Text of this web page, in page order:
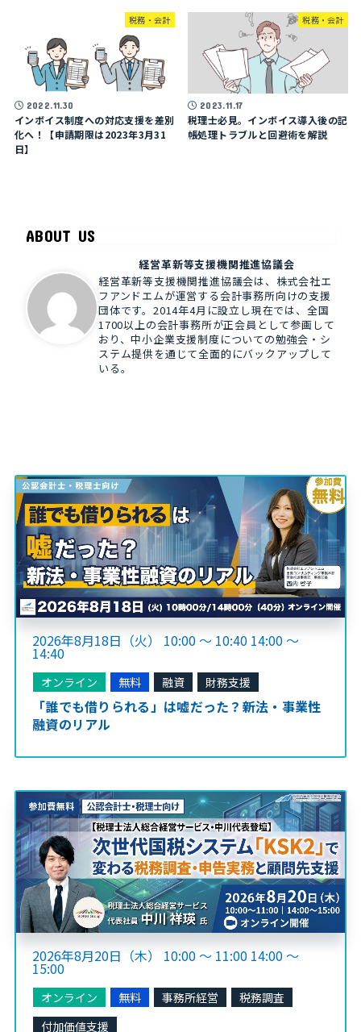
税務・会計
2022.11.30
インボイス制度への対応支援を差別
化へ！【申請期限は2023年3月31
日】
税務・会計
2023.11.17
税理士必見。インボイス導入後の記
帳処理トラブルと回避術を解説
ABOUT US
経営革新等支援機関推進協議会
経営革新等支援機関推進協議会は、株式会社エ
フアンドエムが運営する会計事務所向けの支援
団体です。2014年4月に設立し現在では、全国
1700以上の会計事務所が正会員として参画して
おり、中小企業支援制度についての勉強会・シ
ステム提供を通じて全面的にバックアップして
いる。
2026年8月18日（火） 10:00 ～ 10:40 14:00 ～
14:40
オンライン 無料 融資 財務支援
「誰でも借りられる」は嘘だった？新法・事業性
融資のリアル
2026年8月20日（木） 10:00 ～ 11:00 14:00 ～
15:00
オンライン 無料 事務所経営
税務調査
付加価値支援